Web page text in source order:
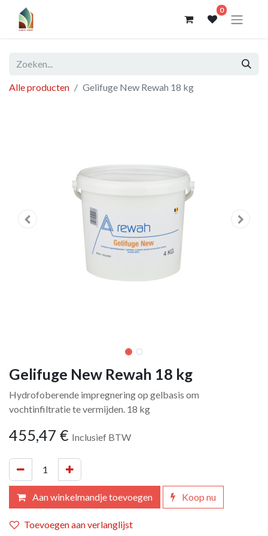
0
Alle producten Gelifuge New Rewah 18 kg
Gelifuge New Rewah 18 kg
Hydrofoberende impregnering op gelbasis om
vochtinfiltratie te vermijden. 18 kg
455,47 € Inclusief BTW
Aan winkelmandje toevoegen Koop nu
Toevoegen aan verlanglijst